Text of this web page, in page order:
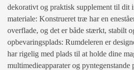
dekorativt og praktisk supplement til dit
materiale: Konstrueret træ har en
overflade, og det er både stærkt, stabilt
opbevaringsplads: Rumdeleren er
har rigelig med plads til at holde dine
multimedieapparater og